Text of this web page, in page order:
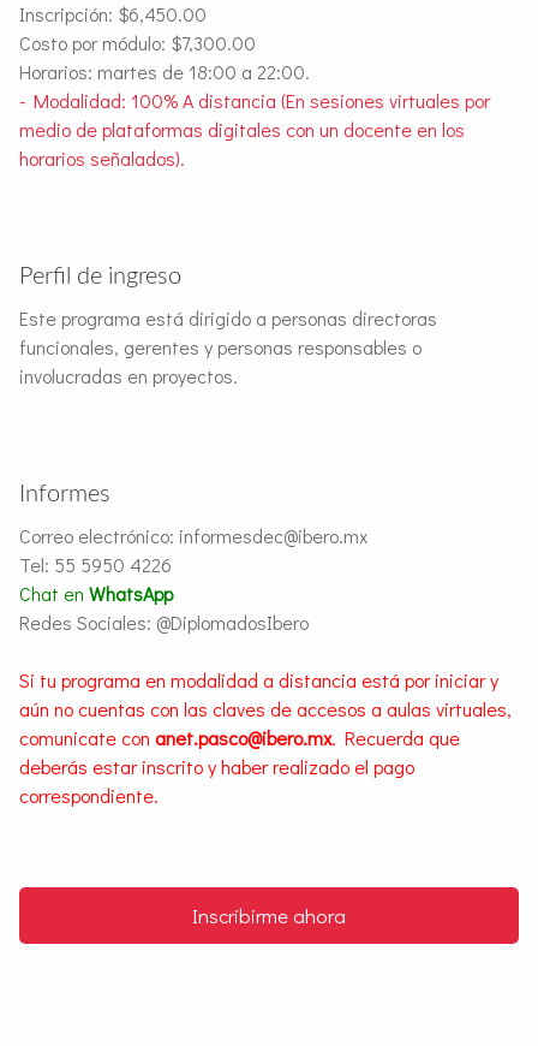
Inscripción: $6,450.00
Costo por módulo: $7,300.00
Horarios: martes de 18:00 a 22:00.
- Modalidad: 100% A distancia (En sesiones virtuales por
medio de plataformas digitales con un docente en los
horarios señalados).
Perfil de ingreso
Este programa está dirigido a personas directoras
funcionales, gerentes y personas responsables o
involucradas en proyectos.
Informes
Correo electrónico: informesdec@ibero.mx
Tel: 55 5950 4226
Chat en WhatsApp
Redes Sociales: @DiplomadosIbero
Si tu programa en modalidad a distancia está por iniciar y
aún no cuentas con las claves de accesos a aulas virtuales,
comunicate con anet.pasco@ibero.mx. Recuerda que
deberás estar inscrito y haber realizado el pago
correspondiente.
Inscribirme ahora